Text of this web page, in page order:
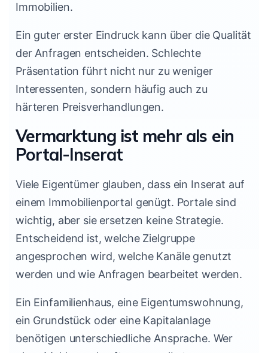
Immobilien.
Ein guter erster Eindruck kann über die Qualität
der Anfragen entscheiden. Schlechte
Präsentation führt nicht nur zu weniger
Interessenten, sondern häufig auch zu
härteren Preisverhandlungen.
Vermarktung ist mehr als ein
Portal-Inserat
Viele Eigentümer glauben, dass ein Inserat auf
einem Immobilienportal genügt. Portale sind
wichtig, aber sie ersetzen keine Strategie.
Entscheidend ist, welche Zielgruppe
angesprochen wird, welche Kanäle genutzt
werden und wie Anfragen bearbeitet werden.
Ein Einfamilienhaus, eine Eigentumswohnung,
ein Grundstück oder eine Kapitalanlage
benötigen unterschiedliche Ansprache. Wer